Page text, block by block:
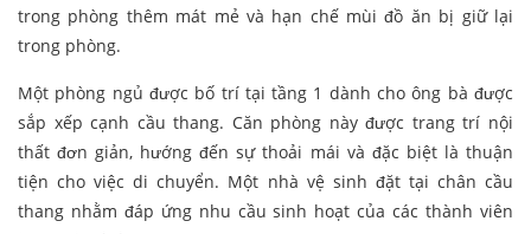
trong phòng thêm mát mẻ và hạn chế mùi đồ ăn bị giữ lại
trong phòng.
Một phòng ngủ được bố trí tại tầng 1 dành cho ông bà được
sắp xếp cạnh cầu thang. Căn phòng này được trang trí nội
thất đơn giản, hướng đến sự thoải mái và đặc biệt là thuận
tiện cho việc di chuyển. Một nhà vệ sinh đặt tại chân cầu
thang nhằm đáp ứng nhu cầu sinh hoạt của các thành viên